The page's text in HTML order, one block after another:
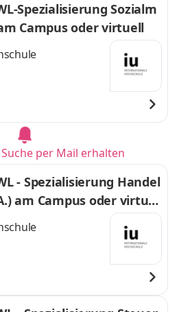
Spezialisierung Sozialm
Campus oder virtuell
per Mail erhalten
- Spezialisierung Handel
am Campus oder virtuel